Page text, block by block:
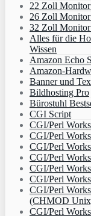
22 Zoll Monitor
26 Zoll Monitor
32 Zoll Monitor
Alles für die
Wissen
Amazon Echo
Amazon-
Banner und
Bildhosting Pro
Bürostuhl
CGI Script
CGI/Perl
CGI/Perl
CGI/Perl
CGI/Perl
CGI/Perl
CGI/Perl
CGI/Perl
(CHMOD
CGI/Perl